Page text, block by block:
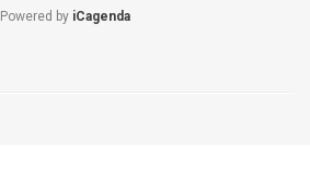
Powered by iCagenda